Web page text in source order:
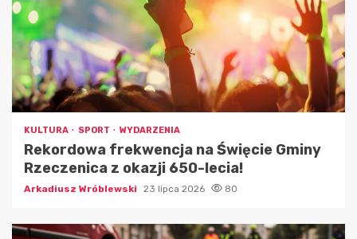
KULTURA SPORT WYDARZENIA
Rekordowa frekwencja na Święcie Gminy
Rzeczenica z okazji 650-lecia!
Arkadiusz Wróblewski 23 lipca 2026 80